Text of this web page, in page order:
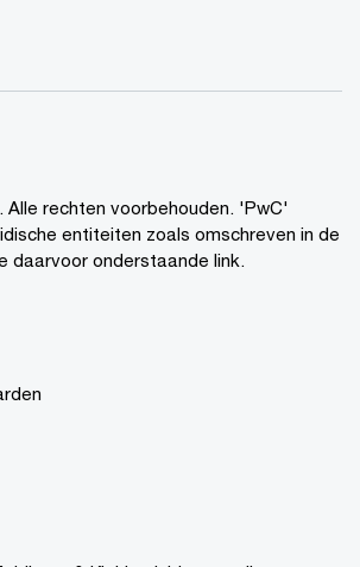
Alle rechten voorbehouden. 'PwC'
entiteiten zoals omschreven in de
daarvoor onderstaande link.